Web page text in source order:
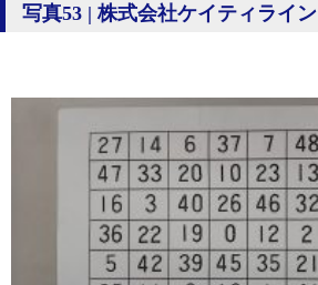
写真53 | 株式会社ケイティライン